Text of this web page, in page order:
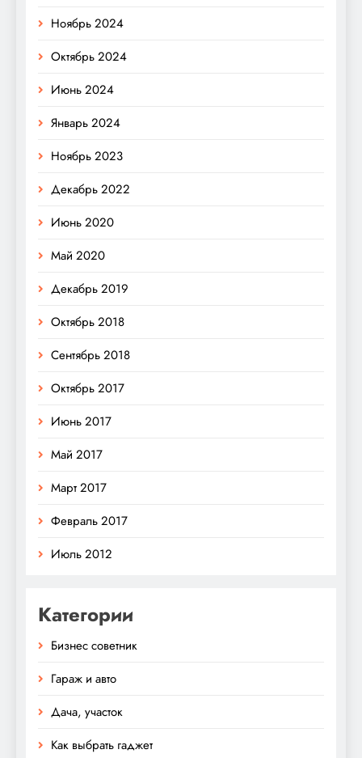
Ноябрь 2024
Октябрь 2024
Июнь 2024
Январь 2024
Ноябрь 2023
Декабрь 2022
Июнь 2020
Май 2020
Декабрь 2019
Октябрь 2018
Сентябрь 2018
Октябрь 2017
Июнь 2017
Май 2017
Март 2017
Февраль 2017
Июль 2012
Категории
Бизнес советник
Гараж и авто
Дача, участок
Как выбрать гаджет